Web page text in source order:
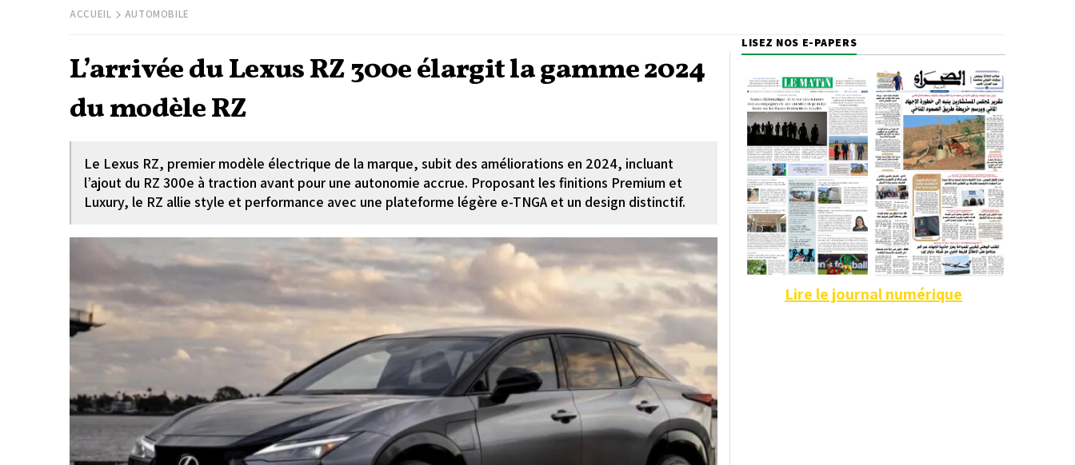
Morocco Today Forum
Bookclub
ACCUEIL AUTOMOBILE
L’arrivée du Lexus RZ 300e élargit la gamme 2024
du modèle RZ
Le Lexus RZ, premier modèle électrique de la marque, subit des améliorations en 2024, incluant
l’ajout du RZ 300e à traction avant pour une autonomie accrue. Proposant les finitions Premium et
Luxury, le RZ allie style et performance avec une plateforme légère e-TNGA et un design distinctif.
LISEZ NOS E-PAPERS
Lire le journal numérique